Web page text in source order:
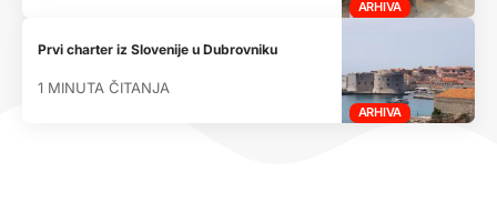
ARHIVA
ARHIVA
Prvi charter iz Slovenije u Dubrovniku
1 MINUTA ČITANJA